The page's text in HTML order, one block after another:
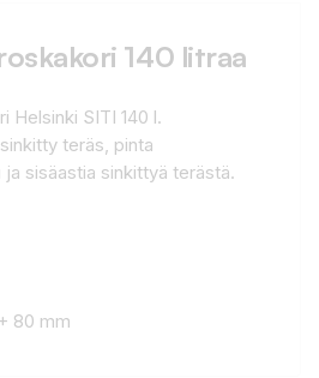
140 litraa
Helsinki SITI 140 l.
teräs, pinta
sisäastia sinkittyä terästä.
80 mm